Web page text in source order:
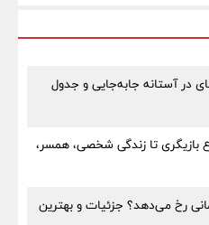
در آستانه جابه‌جایی و جدول
بازیگری تا زندگی شخصی، همسر،
مرداد ۱۴۰۵ چه زمانی رخ می‌دهد؟ جزئیات و بهترین